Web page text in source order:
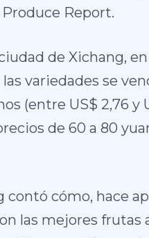
Report.
de Xichang,
variedades se
(entre US$ 2,76 y
de 60 a 80
cómo, hace
las mejores frutas